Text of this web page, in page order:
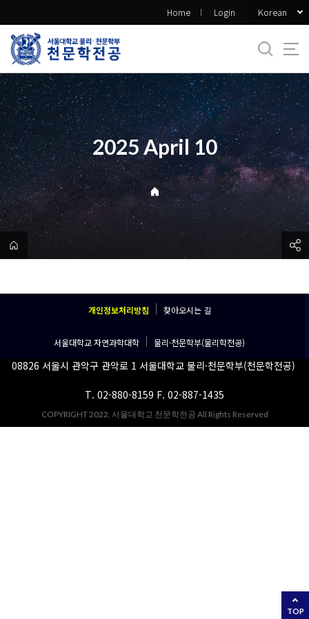
로
메
뉴
Home Login Korean
2025 April 10
TOP
개인정보처리방침 찾아오시는 길
서울대학교 자연과학대학 물리·천문학부(물리학전공)
08826 서울시 관악구 관악로 1 서울대학교 물리·천문학부(천문학전공)
T. 02-880-8159 F. 02-887-1435
COPYRIGHT 2022. 서울대학교 천문학전공 All Rights Reserved